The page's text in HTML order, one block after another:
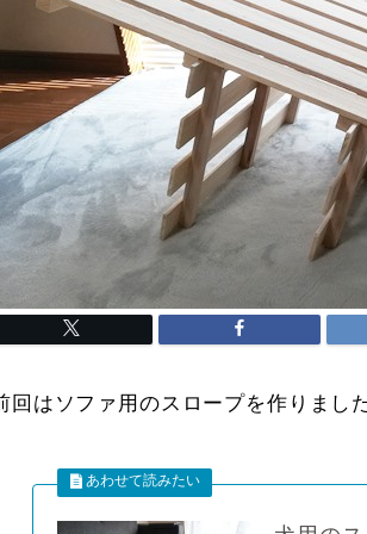
回はソファ用のスロープを作りまし